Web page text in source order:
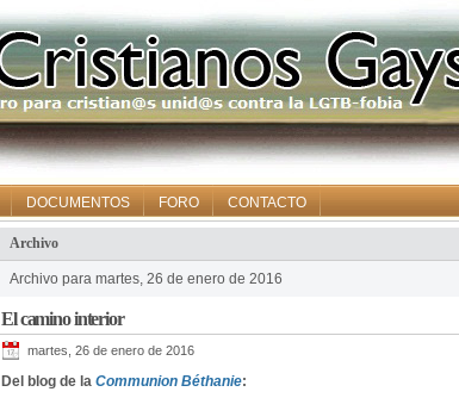
DOCUMENTOS FORO CONTACTO
Archivo
Archivo para martes, 26 de enero de 2016
El camino interior
martes, 26 de enero de 2016
Del blog de la Communion Béthanie: